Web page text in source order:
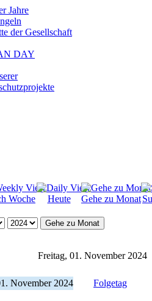
Jahre
der Gesellschaft
DAY
Woche Heute Gehe zu Monat
Gehe zu Monat
Freitag, 01. November 2024
November 2024 Folgetag